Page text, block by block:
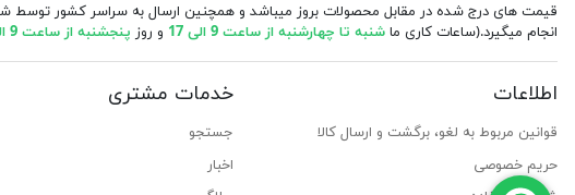
قیمت های درج شده در مقابل محصولات بروز میباشد و همچنین ارسال به سراسر کشور توسط
انجام میگیرد.(ساعات کاری ما شنبه تا چهارشنبه از ساعت 9 الی 17 و روز پنجشنبه از ساعت 9 الی 12:30
اطلاعات
قوانین مربوط به لغو، برگشت و ارسال کالا
حریم خصوصی
خدمات مشتری
جستجو
اخبار